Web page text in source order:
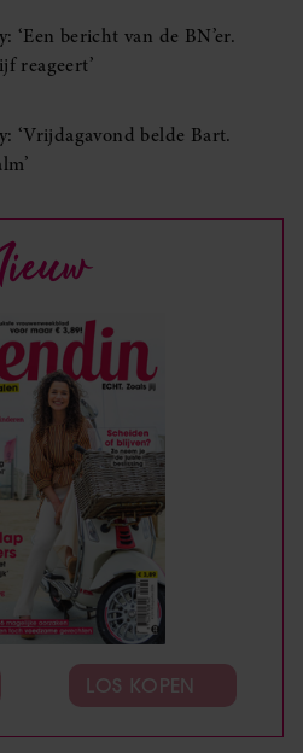
‘Een bericht van de BN’er.
reageert’
‘Vrijdagavond belde Bart.
LOS KOPEN